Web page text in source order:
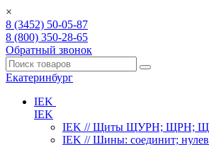
×
8 (3452) 50-05-87
8 (800) 350-28-65
Обратный звонок
Екатеринбург
IEK
IEK
IEK // Щиты ЩУРН; ЩРН;
IEK // Шины: соединит;